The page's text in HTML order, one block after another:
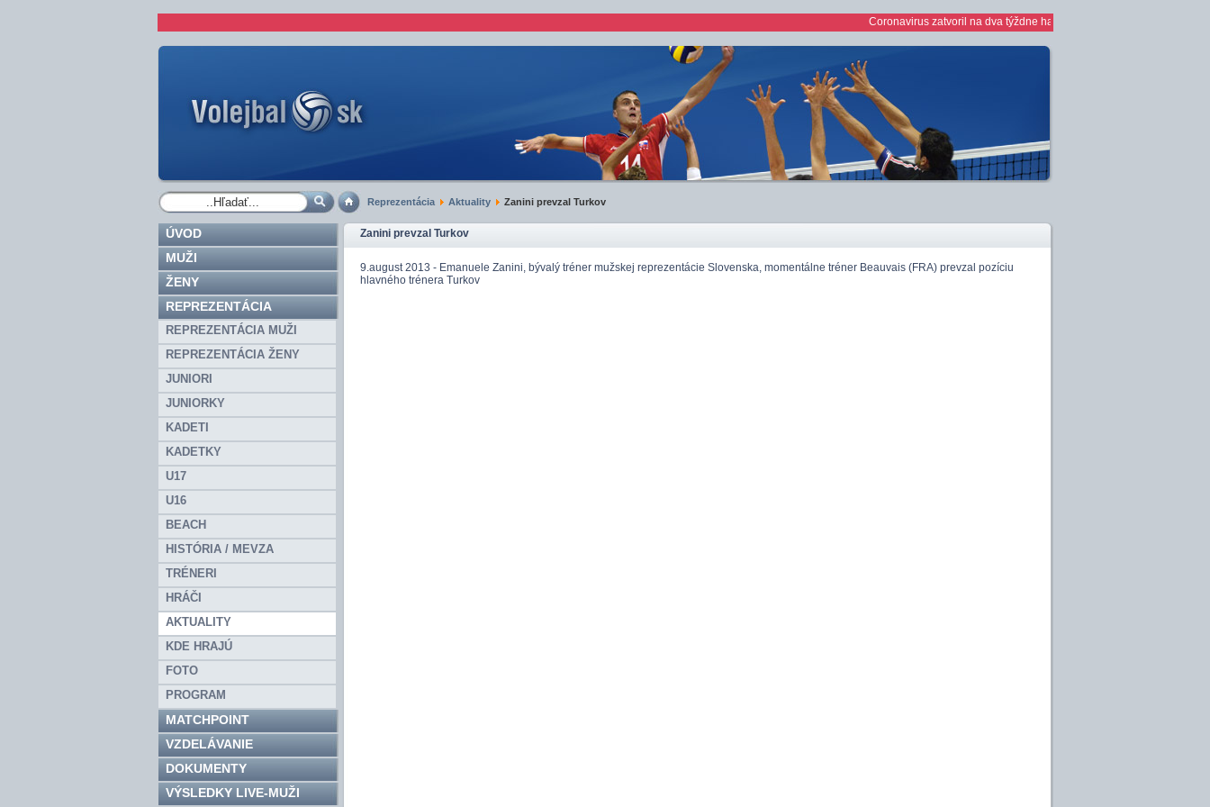
Coronavirus zatvoril na dva týždne haly *** 1/2 finále play off žien ***
Reprezentácia Aktuality Zanini prevzal Turkov
ÚVOD
MUŽI
ŽENY
REPREZENTÁCIA
REPREZENTÁCIA MUŽI
REPREZENTÁCIA ŽENY
JUNIORI
JUNIORKY
KADETI
KADETKY
U17
U16
BEACH
HISTÓRIA / MEVZA
TRÉNERI
HRÁČI
AKTUALITY
KDE HRAJÚ
FOTO
PROGRAM
MATCHPOINT
VZDELÁVANIE
DOKUMENTY
VÝSLEDKY LIVE-MUŽI
Zanini prevzal Turkov
9.august 2013 - Emanuele Zanini, bývalý tréner mužskej reprezentácie Slovenska, momentálne tréner Beauvais (FRA) prevzal pozíciu
hlavného trénera Turkov